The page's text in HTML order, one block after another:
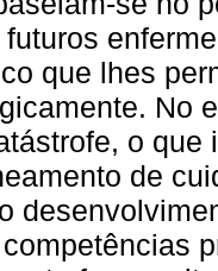
que lhes
No
o
de